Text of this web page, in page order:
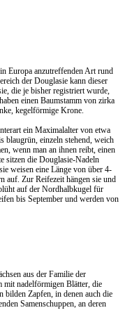
Europa anzutreffenden Art rund
der Douglasie kann dieser
die je bisher registriert wurde,
einen Baumstamm von zirka
kegelförmige Krone.
ein Maximalalter von etwa
blaugrün, einzeln stehend, weich
wenn man an ihnen reibt, einen
sitzen die Douglasie-Nadeln
weisen eine Länge von über 4-
auf. Zur Reifezeit hängen sie und
auf der Nordhalbkugel für
bis September und werden von
aus der Familie der
mit nadelförmigen Blätter, die
bilden Zapfen, in denen auch die
Samenschuppen, an deren